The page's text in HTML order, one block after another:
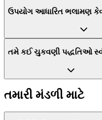
ઉપયોગ આધારિત ભલામણ
તમે કઈ ચુકવણી પદ્ધતિઓ
તમારી મંડળી માટે